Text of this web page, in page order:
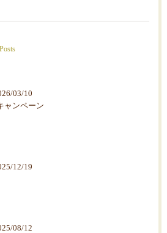
03/10
ャンペーン
12/19
08/12